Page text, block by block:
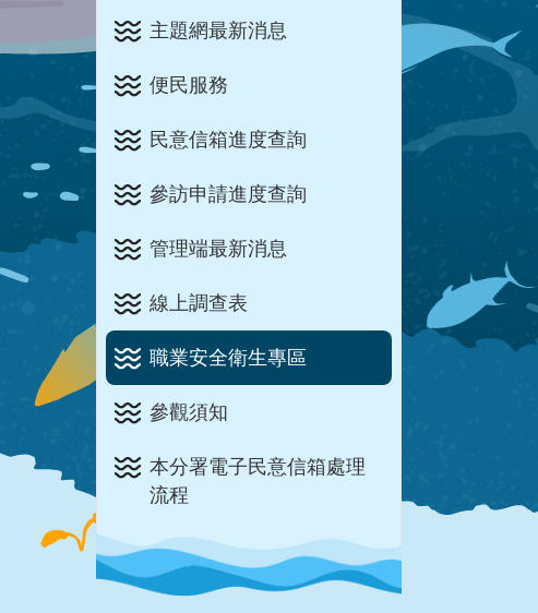
主題網最新消息
便民服務
民意信箱進度查詢
參訪申請進度查詢
管理端最新消息
線上調查表
職業安全衛生專區
參觀須知
本分署電子民意信箱處理
流程